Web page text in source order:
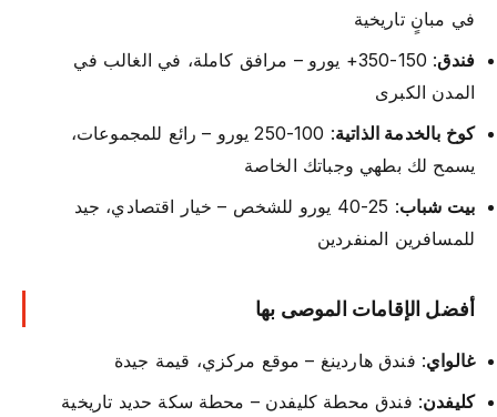
في مبانٍ تاريخية
فندق
: 150-350+ يورو – مرافق كاملة، في الغالب في
المدن الكبرى
كوخ بالخدمة الذاتية
: 100-250 يورو – رائع للمجموعات،
يسمح لك بطهي وجباتك الخاصة
بيت شباب
: 25-40 يورو للشخص – خيار اقتصادي، جيد
للمسافرين المنفردين
أفضل الإقامات الموصى بها
غالواي: فندق هاردينغ – موقع مركزي، قيمة جيدة
كليفدن: فندق محطة كليفدن – محطة سكة حديد تاريخية